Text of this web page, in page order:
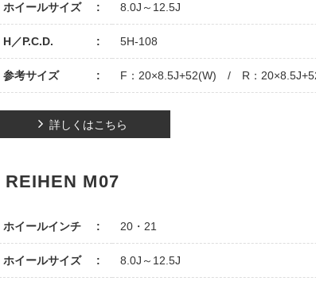
ホイールサイズ 8.0J～12.5J
H／P.C.D. 5H-108
参考サイズ F：20×8.5J+52(W) / R：
詳しくはこちら
REIHEN M07
ホイールインチ 20・21
ホイールサイズ 8.0J～12.5J